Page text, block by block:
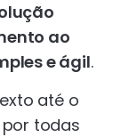
ao
e ágil.
até o
todas